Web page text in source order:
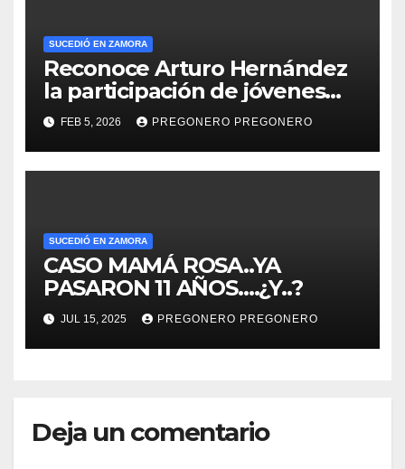
SUCEDIÓ EN ZAMORA
Reconoce Arturo Hernández
la participación de jóvenes
tangancicuarenses en
Campeonato Nacional de
Robótica.
FEB 5, 2026 PREGONERO PREGONERO
SUCEDIÓ EN ZAMORA
CASO MAMÁ ROSA..YA
PASARON 11 AÑOS….¿Y..?
JUL 15, 2025 PREGONERO PREGONERO
Deja un comentario